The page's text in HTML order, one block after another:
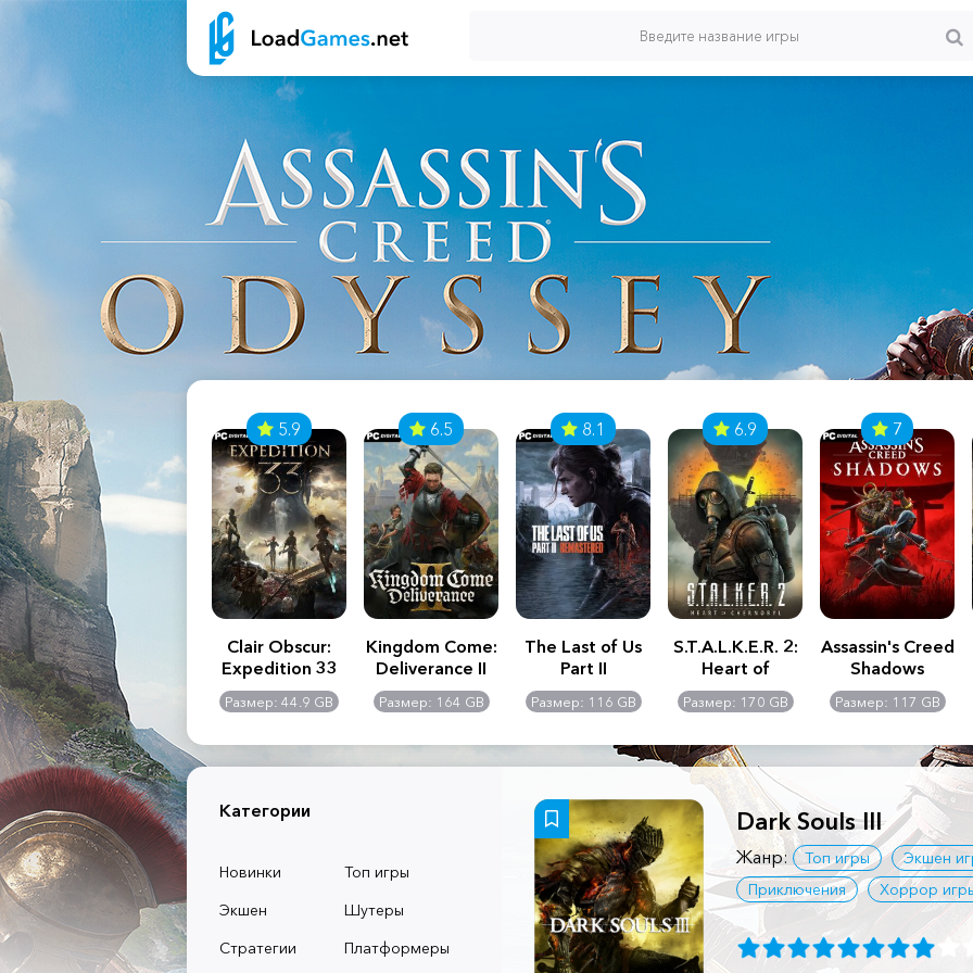
2:
-
GB
Assassin's Creed
Shadows
Размер: 117 GB
5.9
Clair Obscur:
Expedition 33
Размер: 44.9 GB
6.5
Kingdom Come:
Deliverance II
Размер: 164 GB
8.1
The Last of Us
Part II
Remastered
Размер: 116 GB
6.9
S.T.A.L.K.E.R. 2:
Heart of
Chernobyl -
Ultimate Edition
Размер: 170 GB
7
Assassin's Creed
Shadows
Размер: 117 GB
Категории
Новинки
Топ игры
Экшен
Шутеры
Стратегии
Платформеры
Dark Souls III
Жанр: Топ игры Экшен
Приключения
Хоррор